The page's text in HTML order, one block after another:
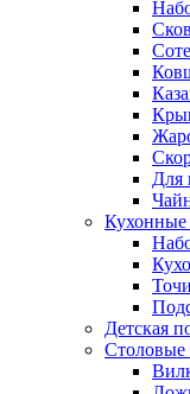
Для
Детская